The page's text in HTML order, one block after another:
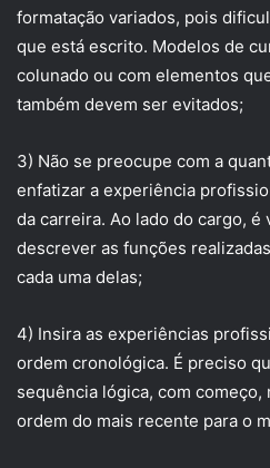
formatação variados, pois
que está escrito. Modelos de
colunado ou com elementos
também devem ser evitados;
3) Não se preocupe com a
enfatizar a experiência
da carreira. Ao lado do cargo, é
descrever as funções
cada uma delas;
4) Insira as experiências
ordem cronológica. É preciso
sequência lógica, com
ordem do mais recente para o